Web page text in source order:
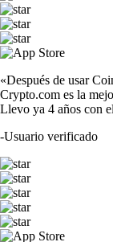
«Después de usar
Crypto.com es la
Llevo ya 4 años con
-Usuario verificado